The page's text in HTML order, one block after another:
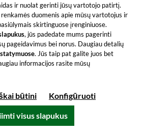
Oak Gin
nata iš gino susipina su
ir nuolat gerinti jūsų vartotojo patirtį.
duomenis apie mūsų vartotojus ir
skirtinguose įrenginiuose.
, jūs padedate mums pagerinti
pageidavimus bei norus. Daugiau detalių
. Jūs taip pat galite juos bet
informacijos rasite mūsų
būtini Konfigūruoti
visus slapukus